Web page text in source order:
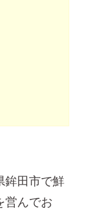
鉾田市で鮮
営んでお